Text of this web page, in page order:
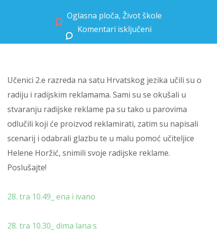
Oglasna ploča, Život škole
Komentari isključeni
Učenici 2.e razreda na satu Hrvatskog jezika učili su o
radiju i radijskim reklamama. Sami su se okušali u
stvaranju radijske reklame pa su tako u parovima
odlučili koji će proizvod reklamirati, zatim su napisali
scenarij i odabrali glazbu te u malu pomoć učiteljice
Helene Horžić, snimili svoje radijske reklame.
Poslušajte!
28. tra 10.49_ ena i ivano
28. tra 10.30_ dima lana s